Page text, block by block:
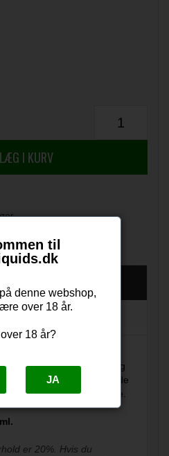
DV Liquids er en mesterlig
Den kombinerer søde
og en forfriske base.
er 20%. Hvis du
til
denne webshop,
over 18 år.
18 år?
JA